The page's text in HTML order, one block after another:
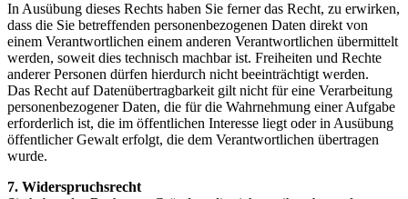
In Ausübung dieses Rechts haben Sie ferner das Recht, zu erwirken,
dass die Sie betreffenden personenbezogenen Daten direkt von
einem Verantwortlichen einem anderen Verantwortlichen übermittelt
werden, soweit dies technisch machbar ist. Freiheiten und Rechte
anderer Personen dürfen hierdurch nicht beeinträchtigt werden.
Das Recht auf Datenübertragbarkeit gilt nicht für eine Verarbeitung
personenbezogener Daten, die für die Wahrnehmung einer Aufgabe
erforderlich ist, die im öffentlichen Interesse liegt oder in Ausübung
öffentlicher Gewalt erfolgt, die dem Verantwortlichen übertragen
wurde.
7. Widerspruchsrecht